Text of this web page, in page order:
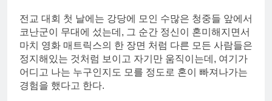
전교 대회 첫 날에는 강당에 모인 수많은 청중들 앞에서
코난군이 무대에 섰는데, 그 순간 정신이 혼미해지면서
마치 영화 매트릭스의 한 장면 처럼 다른 모든 사람들은
정지해있는 것처럼 보이고 자기만 움직이는데, 여기가
어디고 나는 누구인지도 모를 정도로 혼이 빠져나가는
경험을 했다고 한다.